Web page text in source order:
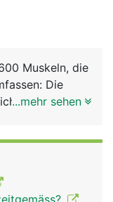
Muskeln, die
Die
sind über
Knochen
...mehr sehen